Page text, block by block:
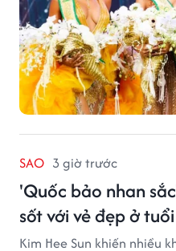
SAO 3 giờ trước
'Quốc bảo nhan
sốt với vẻ đẹp ở
Kim Hee Sun khiến nhiều